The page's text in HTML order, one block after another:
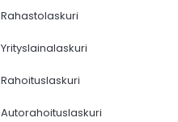
Rahastolaskuri
Yrityslainalaskuri
Rahoituslaskuri
Autorahoituslaskuri